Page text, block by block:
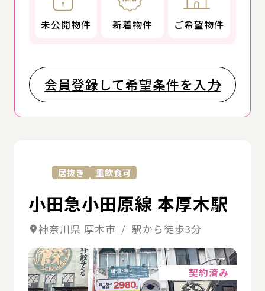
未公開物件 新着物件 ご希望物件
会員登録して希望条件を入力
居抜き 重飲食可
小田急小田原線 本厚木駅
神奈川県 厚木市 / 駅から徒歩3分
契約済み